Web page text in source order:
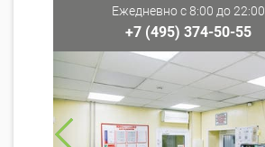
Ежедневно с 8:00 до 22:00
+7 (495) 374-50-55